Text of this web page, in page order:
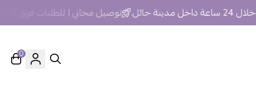
حائل. توصيل مجاني | للطلبات فوق 250 ريال داخل مدينة حائل
0